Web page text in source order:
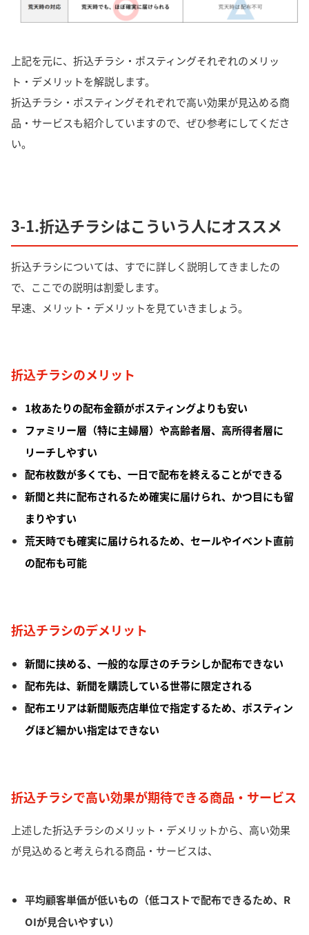
上記を元に、折込チラシ・ポスティングそれぞれのメリッ
ト・デメリットを解説します。
折込チラシ・ポスティングそれぞれで高い効果が見込める商
品・サービスも紹介していますので、ぜひ参考にしてくださ
い。
3-1.折込チラシはこういう人にオススメ
折込チラシについては、すでに詳しく説明してきましたの
で、ここでの説明は割愛します。
早速、メリット・デメリットを見ていきましょう。
折込チラシのメリット
1枚あたりの配布金額がポスティングよりも安い
ファミリー層（特に主婦層）や高齢者層、高所得者層に
リーチしやすい
配布枚数が多くても、一日で配布を終えることができる
新聞と共に配布されるため確実に届けられ、かつ目にも留
まりやすい
荒天時でも確実に届けられるため、セールやイベント直前
の配布も可能
折込チラシのデメリット
新聞に挟める、一般的な厚さのチラシしか配布できない
配布先は、新聞を購読している世帯に限定される
配布エリアは新聞販売店単位で指定するため、ポスティン
グほど細かい指定はできない
折込チラシで高い効果が期待できる商品・サービス
上述した折込チラシのメリット・デメリットから、高い効果
が見込めると考えられる商品・サービスは、
平均顧客単価が低いもの（低コストで配布できるため、R
OIが見合いやすい）